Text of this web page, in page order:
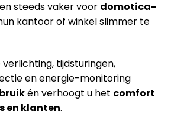
steeds vaker voor domotica-
kantoor of winkel slimmer te
tijdsturingen,
en energie-monitoring
én verhoogt u het comfort
en klanten.